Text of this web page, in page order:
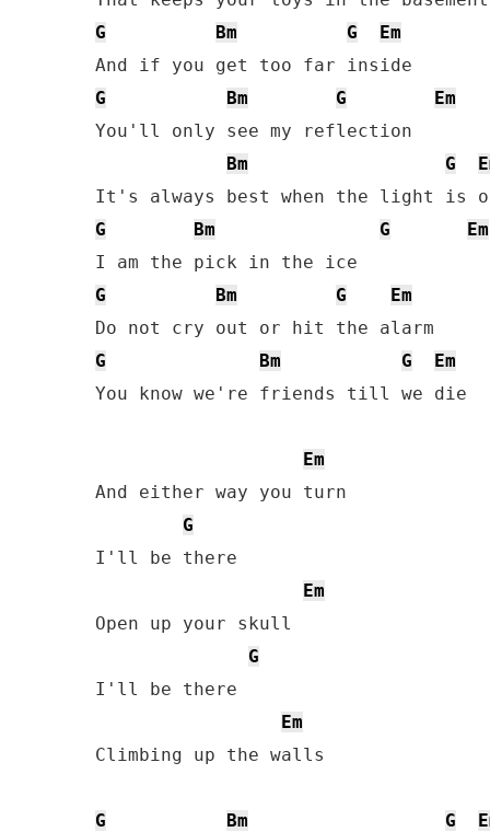
G
Bm G
Em
G
Bm G
Em
You'll only see my reflection
Bm
G
G Bm G
Em
G
Bm G
Em
G
Bm G
Em
You know we're friends till we die
Em
And either way you turn
G
I'll be there
Em
Open up your skull
G
I'll be there
Em
Climbing up the walls
G Bm G